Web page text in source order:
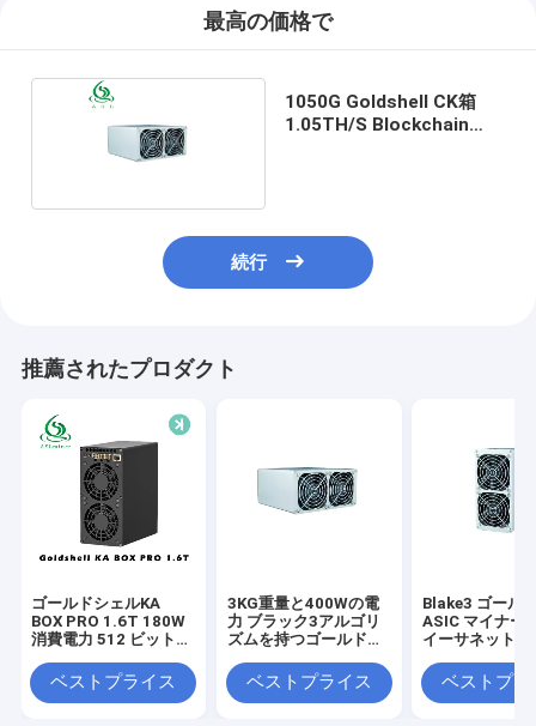
最高の価格で
1050G Goldshell CK箱
1.05TH/S Blockchain
続行
推薦されたプロダクト
ゴールドシェルKA
BOX PRO 1.6T 180W
消費電力 512 ビットメ
ベストプライス
3KG重量と400Wの電
力 ブラック3アルゴリ
ズムを持つゴールドシ
ベストプライス
Blake3 ゴール
ASIC マイナー
イーサネット
ク接続
ベストプラ